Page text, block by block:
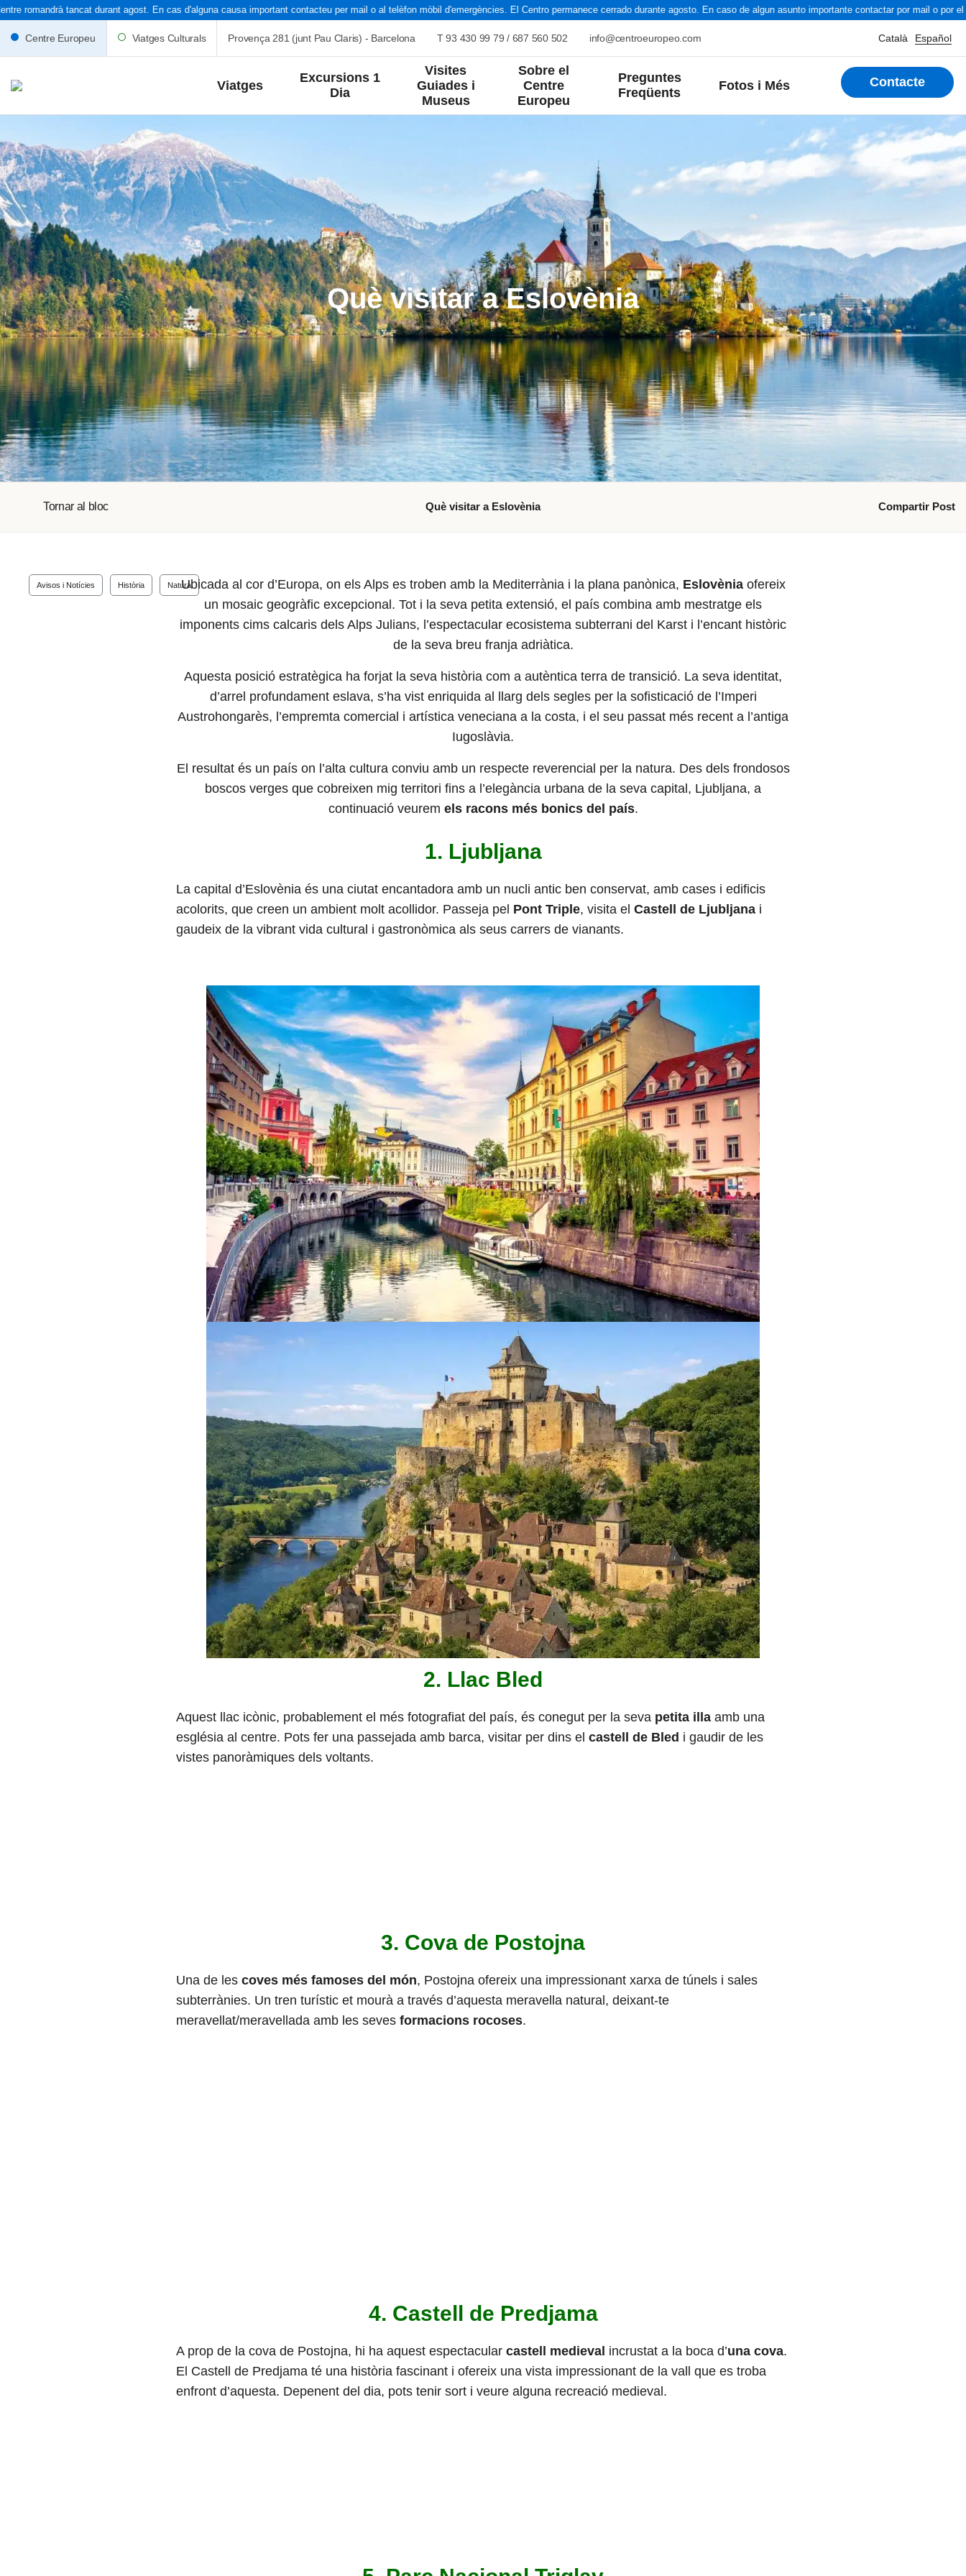
romandrà tancat durant agost. En cas d'alguna causa important contacteu per mail o al telèfon mòbil d'emergències. El Centro permanece cerrado durante agosto. En caso de algun asunto importante contactar por mail o por el
Centre Europeu Viatges Culturals Provença 281 (junt Pau Claris) - Barcelona T93 430 99 79 / 687 560 502 info@centroeuropeo.com Català Español
Viatges
Setmana Santa
Història
Paisatges
Catalunya
Espanya
França
Itàlia
Europa
Resta del Món
Excursions 1
Dia
Visites
Guiades i
Museus
Sobre el
Centre
Europeu
Preguntes
Freqüents
Fotos i Més Contacte
Què visitar a Eslovènia
Tornar al bloc Què visitar a Eslovènia Compartir Post
Avisos i Notícies Història NaturaUbicada al cor d’Europa, on els Alps es troben amb la Mediterrània i la plana panònica, Eslovèniaofereix
un mosaic geogràfic excepcional. Tot i la seva petita extensió, el país combina amb mestratge els
imponents cims calcaris dels Alps Julians, l’espectacular ecosistema subterrani del Karst i l’encant històric
de la seva breu franja adriàtica.
Aquesta posició estratègica ha forjat la seva història com a autèntica terra de transició. La seva identitat,
d’arrel profundament eslava, s’ha vist enriquida al llarg dels segles per la sofisticació de l’Imperi
Austrohongarès, l’empremta comercial i artística veneciana a la costa, i el seu passat més recent a l’antiga
Iugoslàvia.
El resultat és un país on l’alta cultura conviu amb un respecte reverencial per la natura. Des dels frondosos
boscos verges que cobreixen mig territori fins a l’elegància urbana de la seva capital, Ljubljana, a
continuació veurem els racons més bonics del país.
1. Ljubljana
La capital d’Eslovènia és una ciutat encantadora amb un nucli antic ben conservat, amb cases i edificis
acolorits, que creen un ambient molt acollidor. Passeja pel Pont Triple, visita el Castell de Ljubljanai
gaudeix de la vibrant vida cultural i gastronòmica als seus carrers de vianants.
2. Llac Bled
Aquest llac icònic, probablement el més fotografiat del país, és conegut per la seva petita illaamb una
església al centre. Pots fer una passejada amb barca, visitar per dins el castell de Bled i gaudir de les
vistes panoràmiques dels voltants.
3. Cova de Postojna
Una de les coves més famoses del món, Postojna ofereix una impressionant xarxa de túnels i sales
subterrànies. Un tren turístic et mourà a través d’aquesta meravella natural, deixant-te
meravellat/meravellada amb les sevesformacions rocoses.
4. Castell de Predjama
A prop de la cova de Postojna, hi ha aquest espectacular castell medieval incrustat a la boca d’una cova.
El Castell de Predjama té una història fascinant i ofereix una vista impressionant de la vall que es troba
enfront d’aquesta. Depenent del dia, pots tenir sort i veure alguna recreació medieval.